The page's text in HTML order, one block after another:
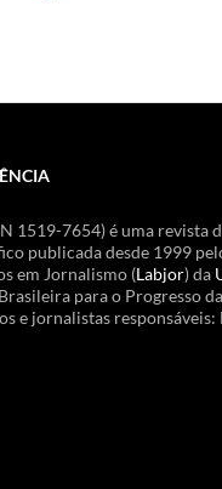
1519-7654) é uma revista
publicada desde 1999
em Jornalismo (Labjor) da
para o Progresso
e jornalistas responsáveis: